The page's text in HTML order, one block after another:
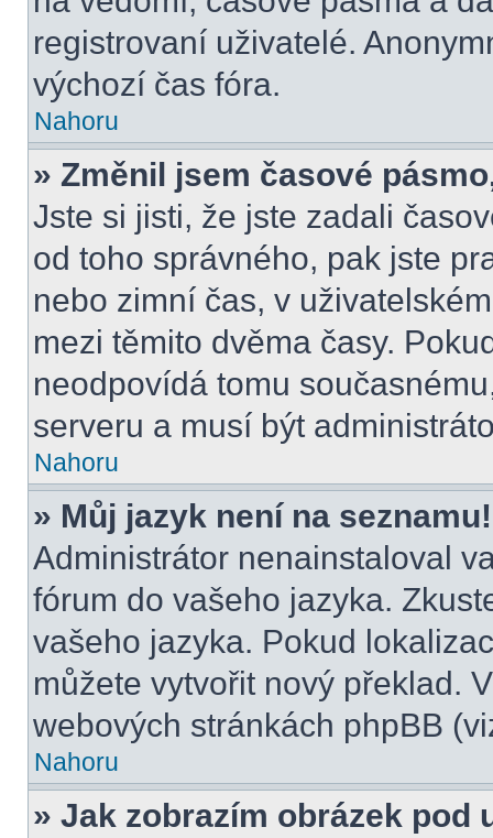
registrovaní uživatelé.
výchozí čas fóra.
Nahoru
» Změnil jsem časové
Jste si jisti, že jste zadali
od toho správného, pak jste
nebo zimní čas, v
mezi těmito dvěma časy.
neodpovídá tomu
serveru a musí být
Nahoru
» Můj jazyk není na seznamu!
Administrátor nenainstaloval
fórum do vašeho jazyka.
vašeho jazyka. Pokud
můžete vytvořit nový překlad.
webových stránkách phpBB
Nahoru
» Jak zobrazím obrázek pod